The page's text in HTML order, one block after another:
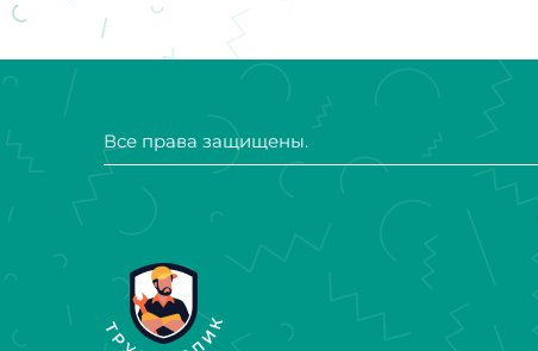
Все права защищены.